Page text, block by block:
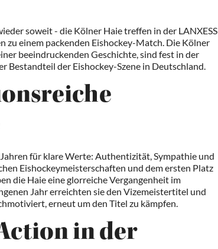
soweit - die Kölner Haie treffen in der LANXESS
zu einem packenden Eishockey-Match. Die Kölner
beeindruckenden Geschichte, sind fest in der
Bestandteil der Eishockey-Szene in Deutschland.
für klare Werte: Authentizität, Sympathie und
Eishockeymeisterschaften und dem ersten Platz
die Haie eine glorreiche Vergangenheit im
Jahr erreichten sie den Vizemeistertitel und
erneut um den Titel zu kämpfen.
in der